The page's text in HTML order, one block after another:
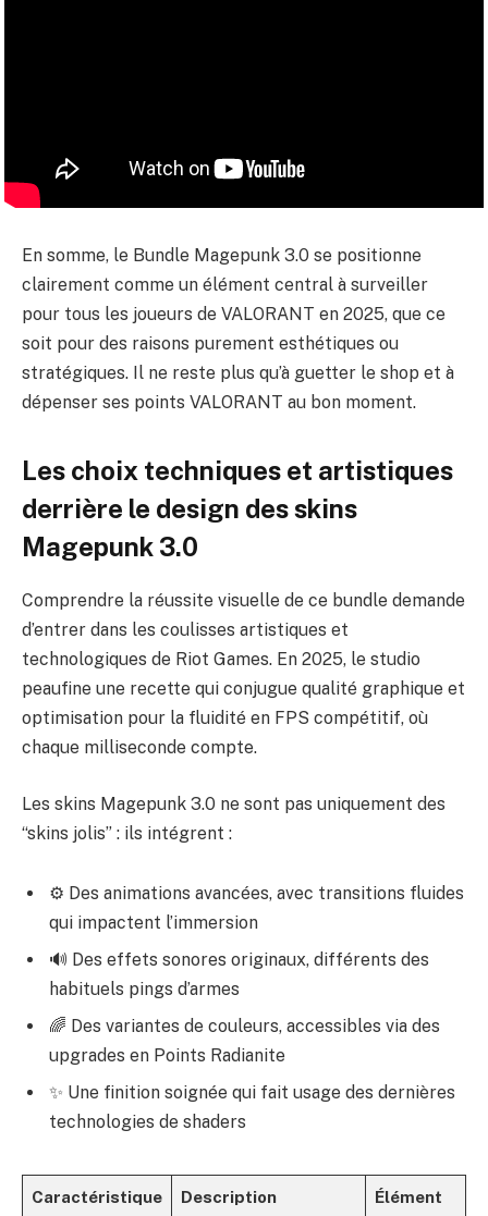
En somme, le Bundle Magepunk 3.0 se positionne
clairement comme un élément central à surveiller
pour tous les joueurs de VALORANT en 2025, que ce
soit pour des raisons purement esthétiques ou
stratégiques. Il ne reste plus qu’à guetter le shop et à
dépenser ses points VALORANT au bon moment.
Les choix techniques et artistiques
derrière le design des skins
Magepunk 3.0
Comprendre la réussite visuelle de ce bundle demande
d’entrer dans les coulisses artistiques et
technologiques de Riot Games. En 2025, le studio
peaufine une recette qui conjugue qualité graphique et
optimisation pour la fluidité en FPS compétitif, où
chaque milliseconde compte.
Les skins Magepunk 3.0 ne sont pas uniquement des
“skins jolis” : ils intégrent :
⚙️ Des animations avancées, avec transitions fluides
qui impactent l’immersion
🔊 Des effets sonores originaux, différents des
habituels pings d’armes
🌈 Des variantes de couleurs, accessibles via des
upgrades en Points Radianite
✨ Une finition soignée qui fait usage des dernières
technologies de shaders
Caractéristique Description
Élément